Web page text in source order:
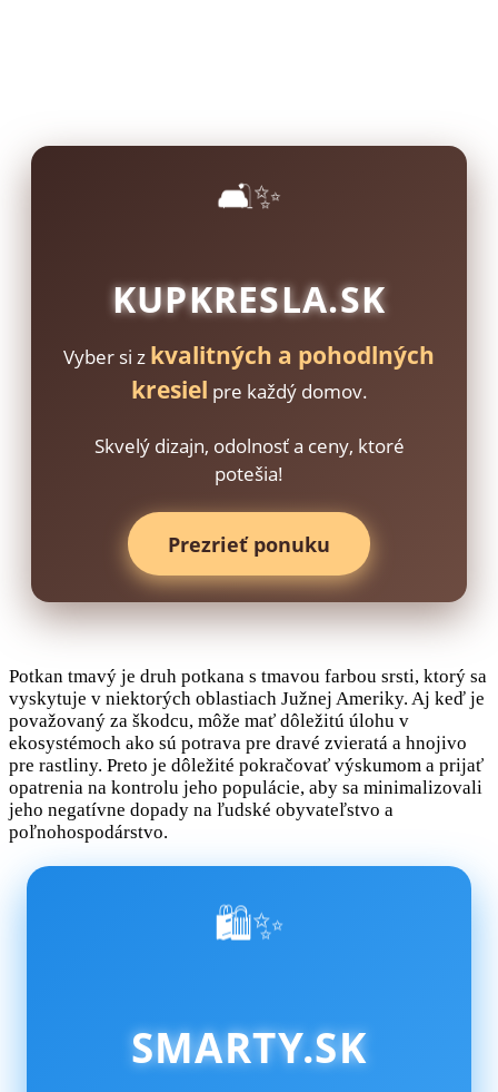
🛋️✨
KUPKRESLA.SK
Vyber si z kvalitných a pohodlných
kresiel pre každý domov.
Skvelý dizajn, odolnosť a ceny, ktoré
potešia!
Prezrieť ponuku
Potkan tmavý je druh potkana s tmavou farbou srsti, ktorý sa
vyskytuje v niektorých oblastiach Južnej Ameriky. Aj keď je
považovaný za škodcu, môže mať dôležitú úlohu v
ekosystémoch ako sú potrava pre dravé zvieratá a hnojivo
pre rastliny. Preto je dôležité pokračovať výskumom a prijať
opatrenia na kontrolu jeho populácie, aby sa minimalizovali
jeho negatívne dopady na ľudské obyvateľstvo a
poľnohospodárstvo.
🛍️✨
SMARTY.SK